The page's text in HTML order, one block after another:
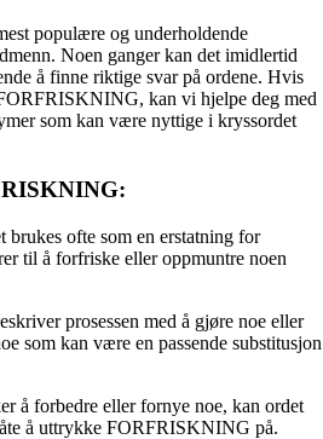
populære og underholdende
Noen ganger kan det imidlertid
å finne riktige svar på ordene. Hvis
kan vi hjelpe deg med
som kan være nyttige i kryssordet
brukes ofte som en erstatning for
til å forfriske eller oppmuntre noen
prosessen med å gjøre noe eller
som kan være en passende substitusjon
å forbedre eller fornye noe, kan ordet
å uttrykke FORFRISKNING på.